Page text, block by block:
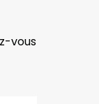
vous